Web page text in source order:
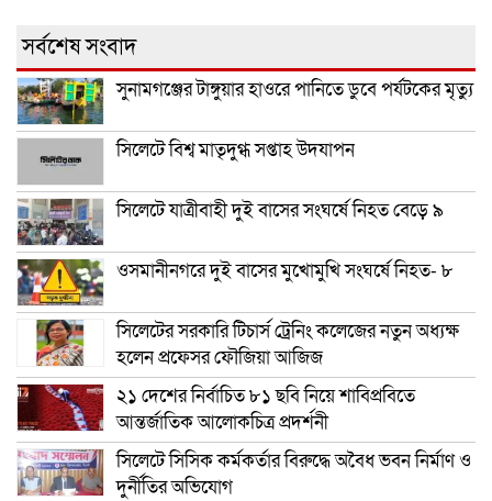
সর্বশেষ সংবাদ
সুনামগঞ্জের টাঙ্গুয়ার হাওরে পানিতে ডুবে পর্যটকের মৃত্যু
সিলেটে বিশ্ব মাতৃদুগ্ধ সপ্তাহ উদযাপন
সিলেটে যাত্রীবাহী দুই বাসের সংঘর্ষে নিহত বেড়ে ৯
ওসমানীনগরে দুই বাসের মুখোমুখি সংঘর্ষে নিহত- ৮
সিলেটের সরকারি টিচার্স ট্রেনিং কলেজের নতুন অধ্যক্ষ
হলেন প্রফেসর ফৌজিয়া আজিজ
২১ দেশের নির্বাচিত ৮১ ছবি নিয়ে শাবিপ্রবিতে
আন্তর্জাতিক আলোকচিত্র প্রদর্শনী
সিলেটে সিসিক কর্মকর্তার বিরুদ্ধে অবৈধ ভবন নির্মাণ ও
দুর্নীতির অভিযোগ